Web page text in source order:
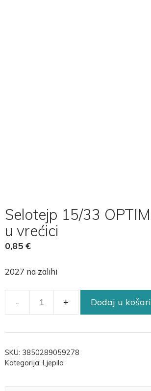
Selotejp 15/33
u vrećici
0,85 €
2027 na zalihi
Dodaj u
SKU: 3850289059278
Kategorija: Ljepila